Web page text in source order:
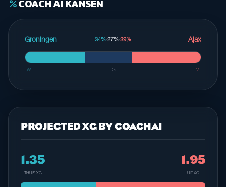
percentCOACH AI KANSEN
Groningen 34%·27%·39% Ajax
W G V
PROJECTED XG BY COACHAI
1.35
THUIS XG
1.95
UIT XG